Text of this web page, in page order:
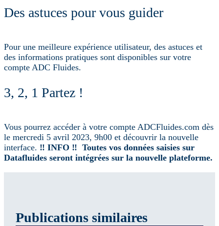
Des astuces pour vous guider
Pour une meilleure expérience utilisateur, des astuces et
des informations pratiques sont disponibles sur votre
compte ADC Fluides.
3, 2, 1 Partez !
Vous pourrez accéder à votre compte ADCFluides.com dès
le mercredi 5 avril 2023, 9h00 et découvrir la nouvelle
interface. ‼️ INFO ‼️ Toutes vos données saisies sur
Datafluides seront intégrées sur la nouvelle plateforme.
Publications similaires